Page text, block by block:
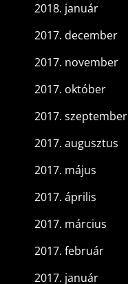
2018. január
2017. december
2017. november
2017. október
2017. szeptember
2017. augusztus
2017. május
2017. április
2017. március
2017. február
2017. január